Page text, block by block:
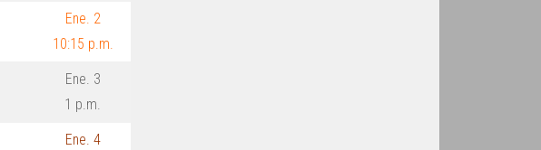
Ene. 2
10:15 p.m.
Ene. 3
1 p.m.
Ene. 4